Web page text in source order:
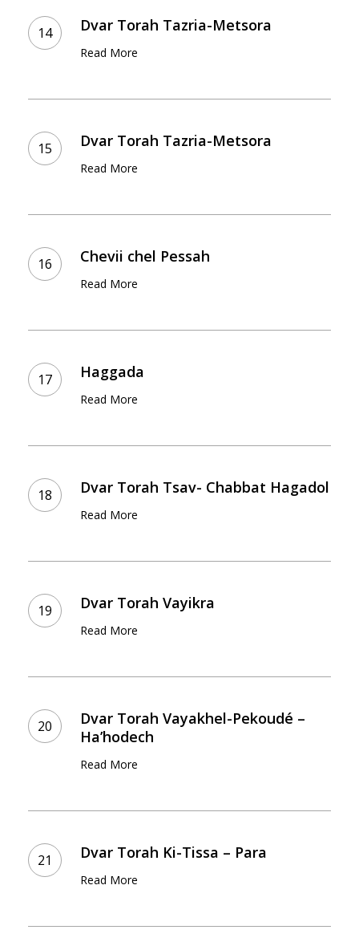
Torah
Tazria-
Dvar Torah Tazria-Metsora
Read More
Torah
Tazria-
Dvar Torah Tazria-Metsora
Read More
chel
Pessah
Chevii chel Pessah
Read More
Haggada
Read More
Torah
Tsav-
Dvar Torah Tsav- Chabbat Hagadol
Read More
Torah
Vayikra
Dvar Torah Vayikra
Read More
Torah
Vayakhel-
Dvar Torah Vayakhel-Pekoudé –
Ha’hodech
Read More
Torah
Ki-
Para
Dvar Torah Ki-Tissa – Para
Read More